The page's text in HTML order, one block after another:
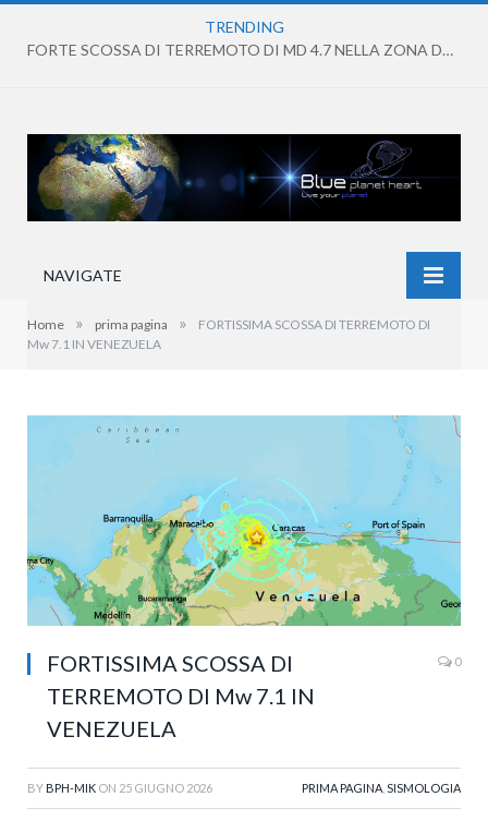
TRENDING
FORTE SCOSSA DI TERREMOTO DI MD 4.7 NELLA ZONA DEI CAMPI FLEGREI
NAVIGATE
Home » prima pagina »
FORTISSIMA SCOSSA DI TERREMOTO DI
Mw 7.1 IN VENEZUELA
FORTISSIMA SCOSSA DI
TERREMOTO DI Mw 7.1 IN
VENEZUELA
0
BY BPH-MIK ON 25 GIUGNO 2026 PRIMA PAGINA SISMOLOGIA